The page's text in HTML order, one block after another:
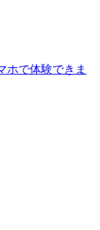
ホで体験できま